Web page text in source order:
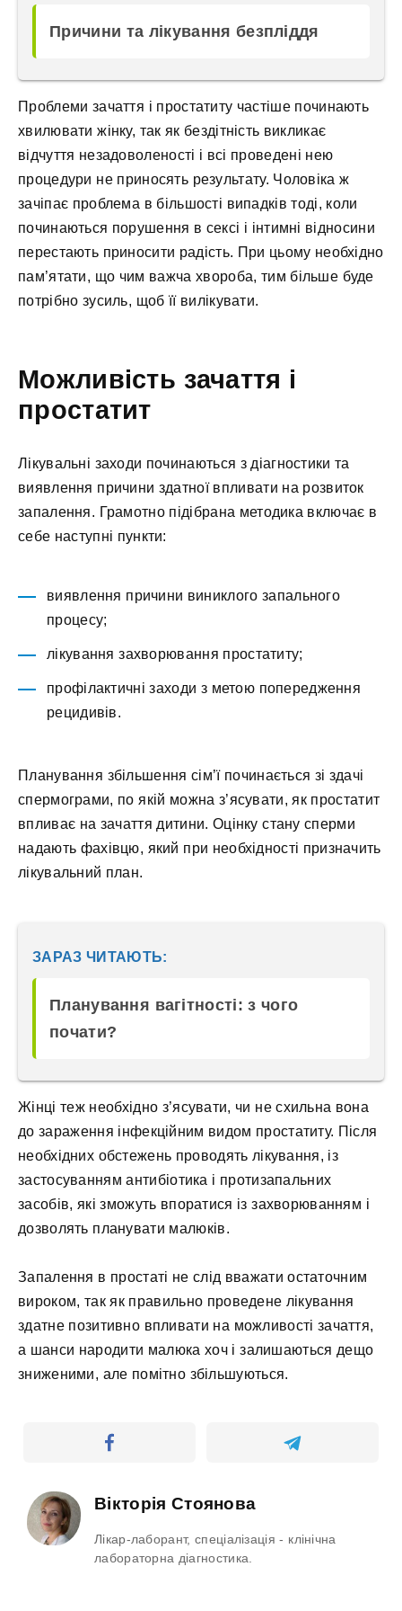
Причини та лікування безпліддя
Проблеми зачаття і простатиту частіше починають
хвилювати жінку, так як бездітність викликає
відчуття незадоволеності і всі проведені нею
процедури не приносять результату. Чоловіка ж
зачіпає проблема в більшості випадків тоді, коли
починаються порушення в сексі і інтимні відносини
перестають приносити радість. При цьому необхідно
пам’ятати, що чим важча хвороба, тим більше буде
потрібно зусиль, щоб її вилікувати.
Можливість зачаття і
простатит
Лікувальні заходи починаються з діагностики та
виявлення причини здатної впливати на розвиток
запалення. Грамотно підібрана методика включає в
себе наступні пункти:
виявлення причини виниклого запального
процесу;
лікування захворювання простатиту;
профілактичні заходи з метою попередження
рецидивів.
Планування збільшення сім’ї починається зі здачі
спермограми, по якій можна з’ясувати, як простатит
впливає на зачаття дитини. Оцінку стану сперми
надають фахівцю, який при необхідності призначить
лікувальний план.
ЗАРАЗ ЧИТАЮТЬ:
Планування вагітності: з чого
почати?
Жінці теж необхідно з’ясувати, чи не схильна вона
до зараження інфекційним видом простатиту. Після
необхідних обстежень проводять лікування, із
застосуванням антибіотика і протизапальних
засобів, які зможуть впоратися із захворюванням і
дозволять планувати малюків.
Запалення в простаті не слід вважати остаточним
вироком, так як правильно проведене лікування
здатне позитивно впливати на можливості зачаття,
а шанси народити малюка хоч і залишаються дещо
зниженими, але помітно збільшуються.
Вікторія Стоянова
Лікар-лаборант, спеціалізація - клінічна
лабораторна діагностика.